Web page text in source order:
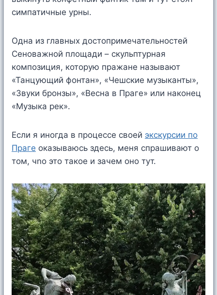
симпатичные урны.
Одна из главных достопримечательностей
Сеноважной площади – скульптурная
композиция, которую пражане называют
«Танцующий фонтан», «Чешские музыканты»,
«Звуки бронзы», «Весна в Праге» или наконец
«Музыка рек».
Если я иногда в процессе своей экскурсии по
Праге оказываюсь здесь, меня спрашивают о
том, чnо это такое и зачем оно тут.